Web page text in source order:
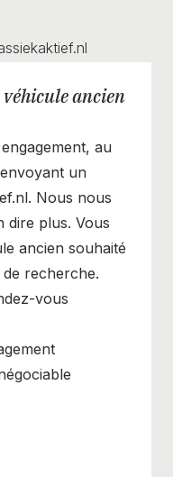
véhicule ancien
au
un
Nous nous
dire plus. Vous
ancien souhaité
recherche.
vous